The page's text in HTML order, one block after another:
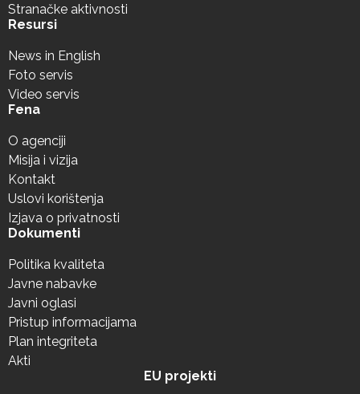
Stranačke aktivnosti
Resursi
News in English
Foto servis
Video servis
Fena
O agenciji
Misija i vizija
Kontakt
Uslovi korištenja
Izjava o privatnosti
Dokumenti
Politika kvaliteta
Javne nabavke
Javni oglasi
Pristup informacijama
Plan integriteta
Akti
EU projekti